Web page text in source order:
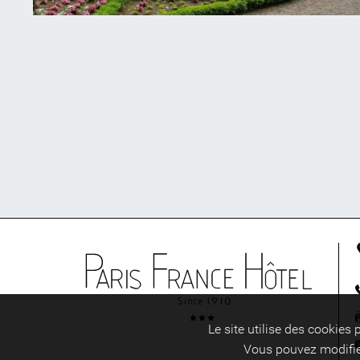
Publié le10 décembre 2025
Le site utilise des cookies
Vous pouvez